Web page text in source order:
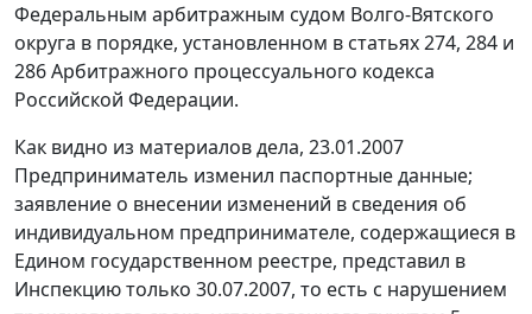
Федеральным арбитражным судом Волго-Вятского
округа в порядке, установленном в статьях 274, 284 и
286Арбитражного процессуального кодекса
Российской Федерации.
Как видно из материалов дела, 23.01.2007
Предприниматель изменил паспортные данные;
заявление о внесении изменений в сведения об
индивидуальном предпринимателе, содержащиеся в
Едином государственном реестре, представил в
Инспекцию только 30.07.2007, то есть с нарушением